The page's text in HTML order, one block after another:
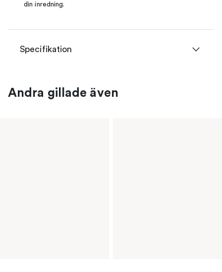
din inredning.
Specifikation
Andra gillade även